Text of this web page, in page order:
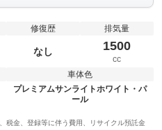
修復歴
なし
排気量
1500
cc
車体色
プレミアムサンライトホワイト・パ
ール
税金、登録等に伴う費用、リサイクル預託金